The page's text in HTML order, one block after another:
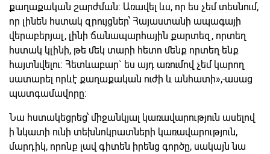
քաղաքական շարժման: Առավել ևս, որ ես չեմ տեսնում,
որ լինեն հստակ զրույցներ՝ Հայաստանի ապագայի
վերաբերյալ, լինի ճանապարհային քարտեզ, որտեղ
հստակ կլինի, թե մեկ տարի հետո մենք որտեղ ենք
հայտնվելու: Հետևաբար` ես այդ առումով չեմ կարող
սատարել որևէ քաղաքական ուժի և անհատի»,-ասաց
պատգամավորը:
Նա հստակեցրեց՝ միջանկյալ կառավարություն ասելով
ի նկատի ունի տեխնոկրատների կառավարություն,
մարդիկ, որոնք լավ գիտեն իրենց գործը, սակայն նա